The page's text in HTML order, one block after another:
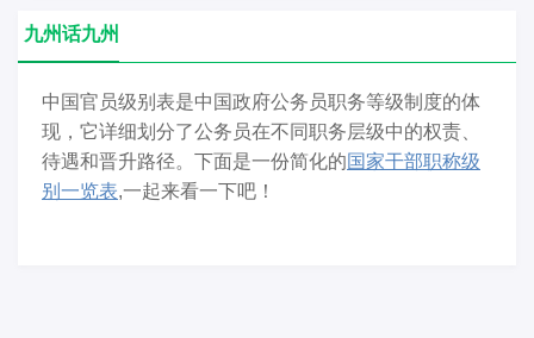
九州话九州
中国官员级别表是中国政府公务员职务等级制度的体
现，它详细划分了公务员在不同职务层级中的权责、
待遇和晋升路径。下面是一份简化的国家干部职称级
别一览表,一起来看一下吧！